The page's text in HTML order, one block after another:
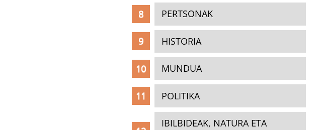
PERTSONAK
HISTORIA
MUNDUA
POLITIKA
IBILBIDEAK, NATURA ETA